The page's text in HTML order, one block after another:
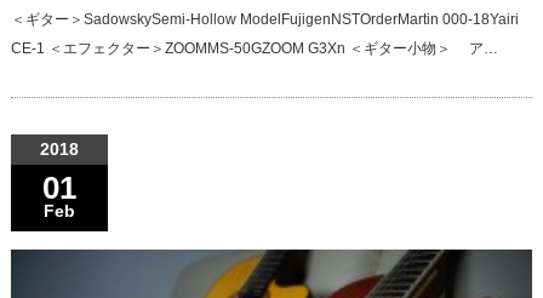
＜ギター＞SadowskySemi-Hollow ModelFujigenNSTOrderMartin 000-18Yairi
CE-1 ＜エフェクター＞ZOOMMS-50GZOOM G3Xn ＜ギター小物＞ ア…
2018
01
Feb